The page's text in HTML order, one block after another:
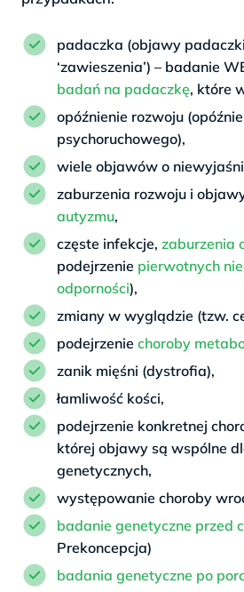
padaczka (objawy
‘zawieszenia’) – badanie
badań na padaczkę, które
opóźnienie rozwoju
psychoruchowego),
wiele objawów o
zaburzenia rozwoju i
autyzmu,
częste infekcje, zaburzenia
podejrzenie pierwotnych
odporności),
zmiany w wyglądzie (tzw.
podejrzenie choroby
zanik mięśni (dystrofia),
łamliwość kości,
podejrzenie konkretnej
której objawy są wspólne
genetycznych,
występowanie choroby
badanie genetyczne przed
Prekoncepcja)
badania genetyczne po